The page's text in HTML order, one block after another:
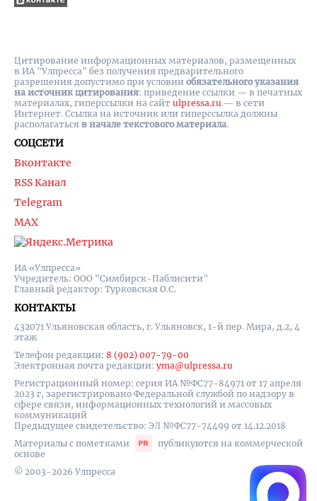
ИА «Улпресса»
Учредитель: ООО "Симбирск-Паблисити"
Главный редактор: Турковская О.С.
КОНТАКТЫ
432071 Ульяновская область, г. Ульяновск, 1-й пер. Мира, д.2, 4
этаж
Телефон редакции: 8 (902) 007-79-00
Электронная почта редакции: yma@ulpressa.ru
Регистрационный номер: серия ИА №ФС77-84971 от 17 апреля
2023 г, зарегистрировано Федеральной службой по надзору в
сфере связи, информационных технологий и массовых
коммуникаций
Предыдущее свидетельство: ЭЛ №ФС77-74499 от 14.12.2018
Материалы с пометками
публикуются на коммерческой
основе
© 2003-2026 Улпресса
СОЦСЕТИ
Вконтакте
RSS Канал
Telegram
MAX
Цитирование информационных материалов, размещенных
в ИА "Улпресса" без получения предварительного
разрешения допустимо при условии обязательного указания
на источник цитирования: приведение ссылки — в печатных
материалах, гиперссылки на cайт ulpressa.ru — в сети
Интернет. Ссылка на источник или гиперссылка должны
располагаться в начале текстового материала.